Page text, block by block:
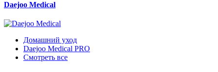
Daejoo Medical
Домашний уход
Daejoo Medical PRO
Смотреть все